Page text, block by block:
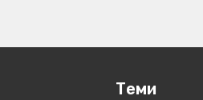
Теми